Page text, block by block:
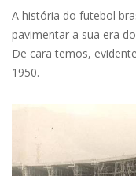
A história do futebol
pavimentar a sua era
De cara temos,
1950.